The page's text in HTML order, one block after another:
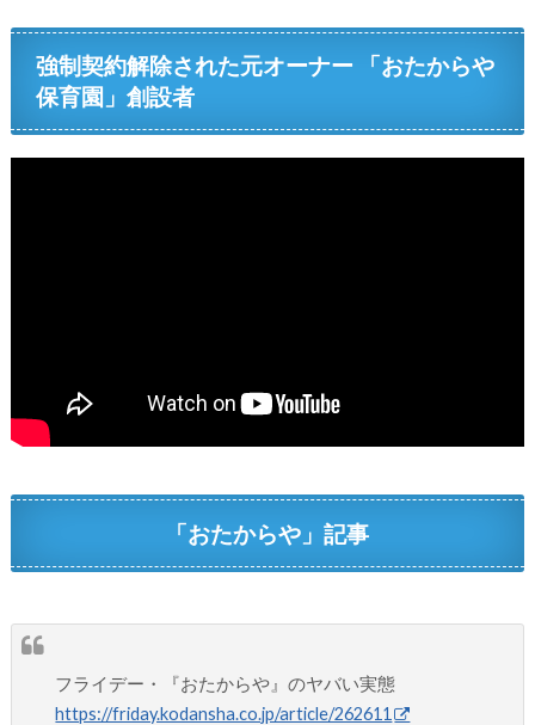
強制契約解除された元オーナー 「おたからや
保育園」創設者
「おたからや」記事
フライデー・『おたからや』のヤバい実態
https://friday.kodansha.co.jp/article/262611